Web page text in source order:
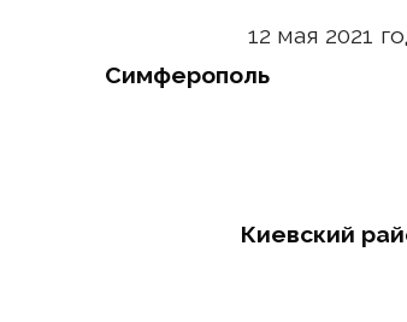
12
Симферополь
Киевский